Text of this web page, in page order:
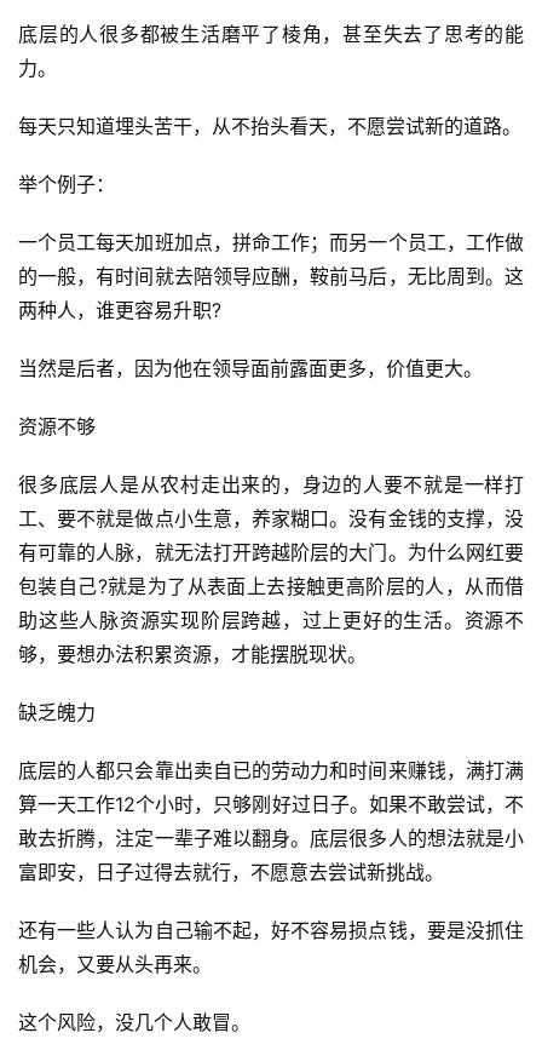
首
页
行
业
快
讯
开
眼
案
例
避
指
南
运
底层的人很多都被生活磨平了棱角，甚至失去了思考的能
力。
每天只知道埋头苦干，从不抬头看天，不愿尝试新的道路。
举个例子：
一个员工每天加班加点，拼命工作；而另一个员工，工作做
的一般，有时间就去陪领导应酬，鞍前马后，无比周到。这
两种人，谁更容易升职?
当然是后者，因为他在领导面前露面更多，价值更大。
资源不够
很多底层人是从农村走出来的，身边的人要不就是一样打
工、要不就是做点小生意，养家糊口。没有金钱的支撑，没
有可靠的人脉，就无法打开跨越阶层的大门。为什么网红要
包装自己?就是为了从表面上去接触更高阶层的人，从而借
助这些人脉资源实现阶层跨越，过上更好的生活。资源不
够，要想办法积累资源，才能摆脱现状。
缺乏魄力
底层的人都只会靠出卖自已的劳动力和时间来赚钱，满打满
算一天工作12个小时，只够刚好过日子。如果不敢尝试，不
敢去折腾，注定一辈子难以翻身。底层很多人的想法就是小
富即安，日子过得去就行，不愿意去尝试新挑战。
还有一些人认为自己输不起，好不容易损点钱，要是没抓住
机会，又要从头再来。
这个风险，没几个人敢冒。